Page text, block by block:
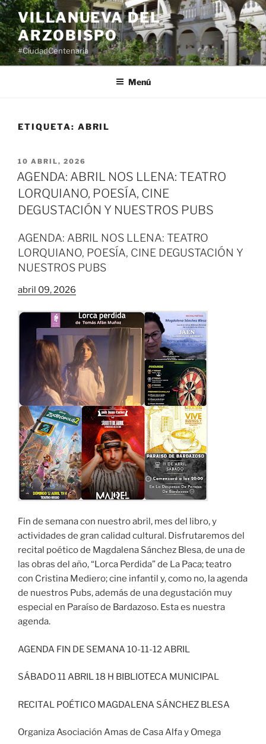
Saltar
al
contenido
VILLANUEVA DEL
ARZOBISPO
#CiudadCentenaria
Menú
ETIQUETA: ABRIL
PUBLICADO
EL
10 ABRIL, 2026
AGENDA: ABRIL NOS LLENA: TEATRO
LORQUIANO, POESÍA, CINE
DEGUSTACIÓN Y NUESTROS PUBS
AGENDA: ABRIL NOS LLENA: TEATRO
LORQUIANO, POESÍA, CINE DEGUSTACIÓN Y
NUESTROS PUBS
abril 09, 2026
Fin de semana con nuestro abril, mes del libro, y
actividades de gran calidad cultural. Disfrutaremos del
recital poético de Magdalena Sánchez Blesa, de una de
las obras del año, “Lorca Perdida” de La Paca; teatro
con Cristina Mediero; cine infantil y, como no, la agenda
de nuestros Pubs, además de una degustación muy
especial en Paraíso de Bardazoso. Esta es nuestra
agenda.
AGENDA FIN DE SEMANA 10-11-12 ABRIL
SÁBADO 11 ABRIL 18 H BIBLIOTECA MUNICIPAL
RECITAL POÉTICO MAGDALENA SÁNCHEZ BLESA
Organiza Asociación Amas de Casa Alfa y Omega